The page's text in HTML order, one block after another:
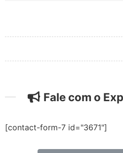
Fale com o
[contact-form-7 id="3671"]